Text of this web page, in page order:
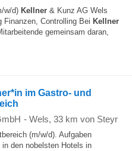
w/d) Kellner & Kunz AG Wels
Finanzen, Controlling Bei Kellner
gemeinsam daran,
im Gastro- und
- Wels, 33 km von Steyr
(m/w/d). Aufgaben
den nobelsten Hotels in